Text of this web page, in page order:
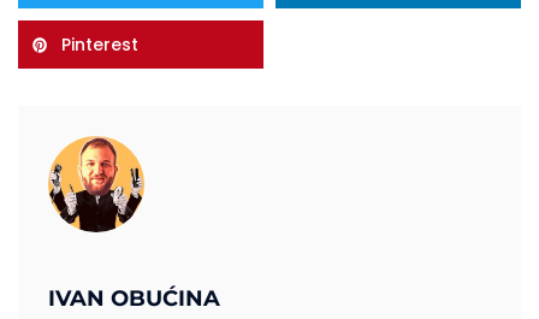
Pinterest
IVAN OBUĆINA